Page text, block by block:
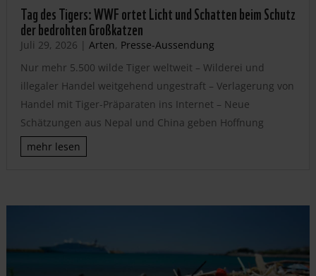
Tag des Tigers: WWF ortet Licht und Schatten beim Schutz
der bedrohten Großkatzen
Juli 29, 2026 | Arten, Presse-Aussendung
Nur mehr 5.500 wilde Tiger weltweit – Wilderei und
illegaler Handel weitgehend ungestraft – Verlagerung von
Handel mit Tiger-Präparaten ins Internet – Neue
Schätzungen aus Nepal und China geben Hoffnung
mehr lesen